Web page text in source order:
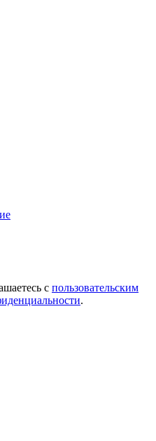
с пользовательским
.